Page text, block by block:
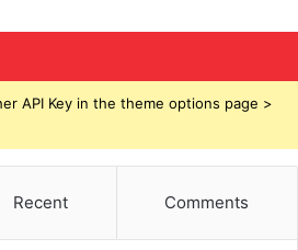
API Key in the theme options page >
Recent Comments